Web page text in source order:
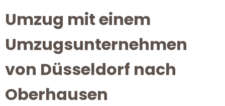
Umzug mit einem
Umzugsunternehmen
von Düsseldorf nach
Oberhausen